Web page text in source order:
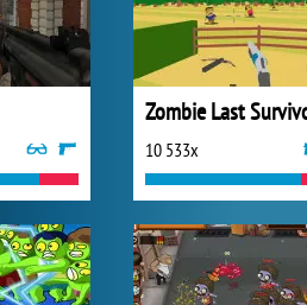
Zombie Last
10 533x